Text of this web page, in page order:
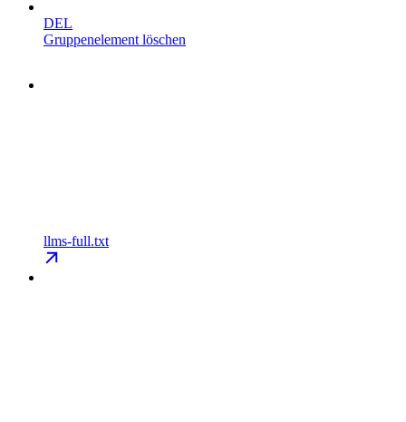
DEL
Gruppenelement löschen
llms-full.txt